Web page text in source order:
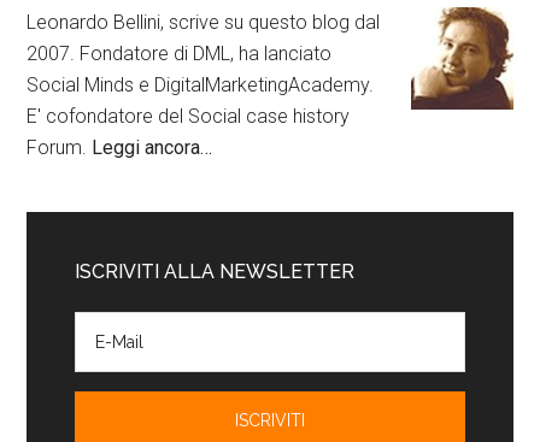
Leonardo Bellini, scrive su questo blog dal
2007. Fondatore di DML, ha lanciato
Social Minds e DigitalMarketingAcademy.
E' cofondatore del Social case history
Forum. Leggi ancora…
ISCRIVITI ALLA NEWSLETTER